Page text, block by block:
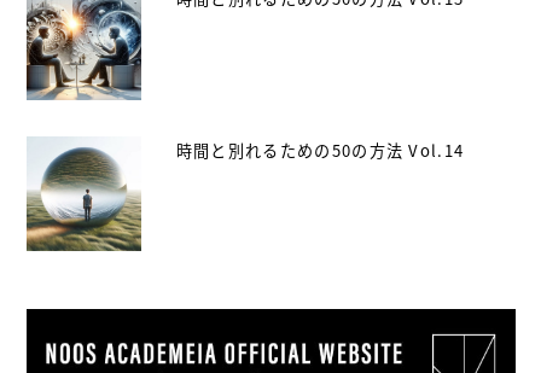
時間と別れるための50の方法 Vol.14